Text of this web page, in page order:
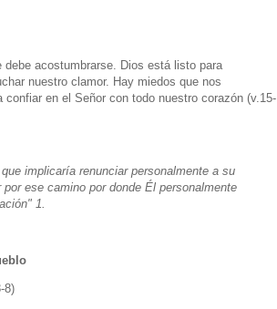
acostumbrarse. Dios está listo para
nuestro clamor. Hay miedos que nos
en el Señor con todo nuestro corazón (v.15-
implicaría renunciar personalmente a su
ese camino por donde Él personalmente
1.
8)